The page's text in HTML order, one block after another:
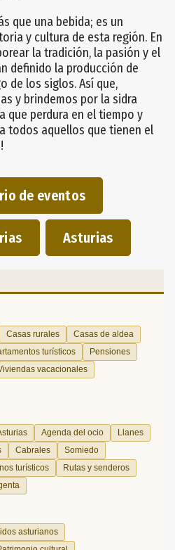
que una bebida; es un
y cultura de esta región. En
la tradición, la pasión y el
definido la producción de
de los siglos. Así que,
y brindemos por la sidra
que perdura en el tiempo y
todos aquellos que tienen el
de eventos
Asturias